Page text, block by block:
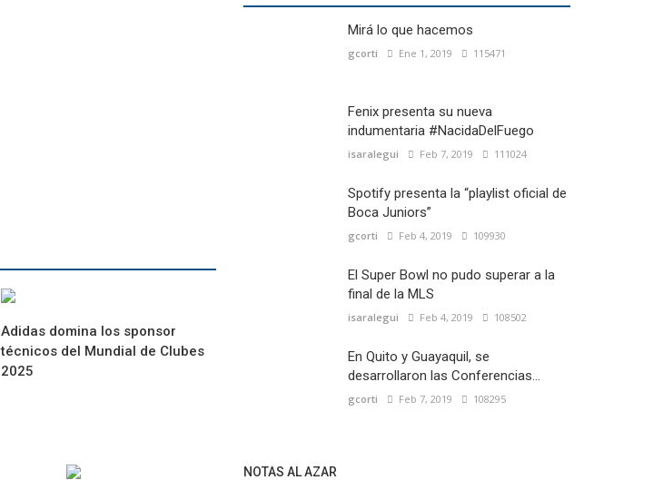
Adidas domina los sponsor
técnicos del Mundial de Clubes
2025
Mirá lo que hacemos
gcorti Ene 1, 2019 115471
Fenix presenta su nueva
indumentaria #NacidaDelFuego
isaralegui Feb 7, 2019 111024
Spotify presenta la “playlist oficial de
Boca Juniors”
gcorti Feb 4, 2019 109930
El Super Bowl no pudo superar a la
final de la MLS
isaralegui Feb 4, 2019 108502
En Quito y Guayaquil, se
desarrollaron las Conferencias...
gcorti Feb 7, 2019 108295
NOTAS AL AZAR